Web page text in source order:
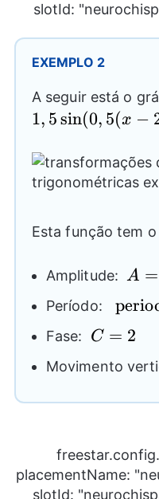
slotId:
EXEMPLO 2
A seguir está o
1, 5sin(0, 5(x −
Esta função tem
Amplitude: A =
Período:
Fase: C=2
C = 2
Movimento
placementName:
slotId: